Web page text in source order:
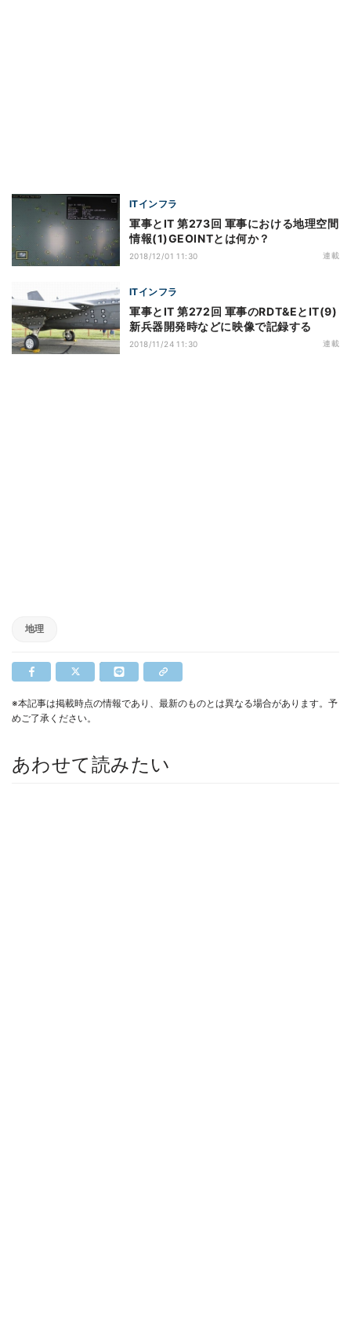
ITインフラ
軍事とIT 第273回 軍事における地理空間
情報(1)GEOINTとは何か？
2018/12/01 11:30 連載
ITインフラ
軍事とIT 第272回 軍事のRDT&EとIT(9)
新兵器開発時などに映像で記録する
2018/11/24 11:30 連載
地理
※本記事は掲載時点の情報であり、最新のものとは異なる場合があります。予
めご了承ください。
あわせて読みたい